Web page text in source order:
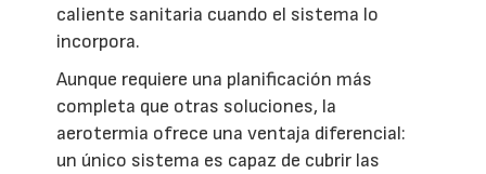
caliente sanitaria cuando el sistema lo
incorpora.
Aunque requiere una planificación más
completa que otras soluciones, la
aerotermia ofrece una ventaja diferencial:
un único sistema es capaz de cubrir las